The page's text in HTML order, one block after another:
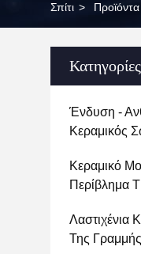
Σπίτι > Προϊόντα
Κατηγορίες
Ένδυση -
Κεραμικός
Κεραμικό
Περίβλημα
Λαστιχένια
Της Γραμμής